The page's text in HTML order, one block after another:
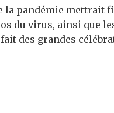
pandémie mettrait
du virus, ainsi que
des grandes